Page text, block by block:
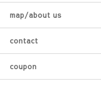
map/about us
contact
coupon